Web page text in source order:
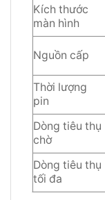
Kích thước
màn hình
Nguồn cấp
Thời lượng
pin
Dòng tiêu thụ
chờ
Dòng tiêu thụ
tối đa